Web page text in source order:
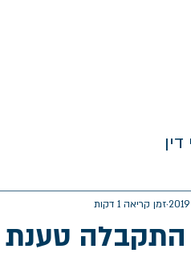
התקבלה
זמן קריאה 1 דקות